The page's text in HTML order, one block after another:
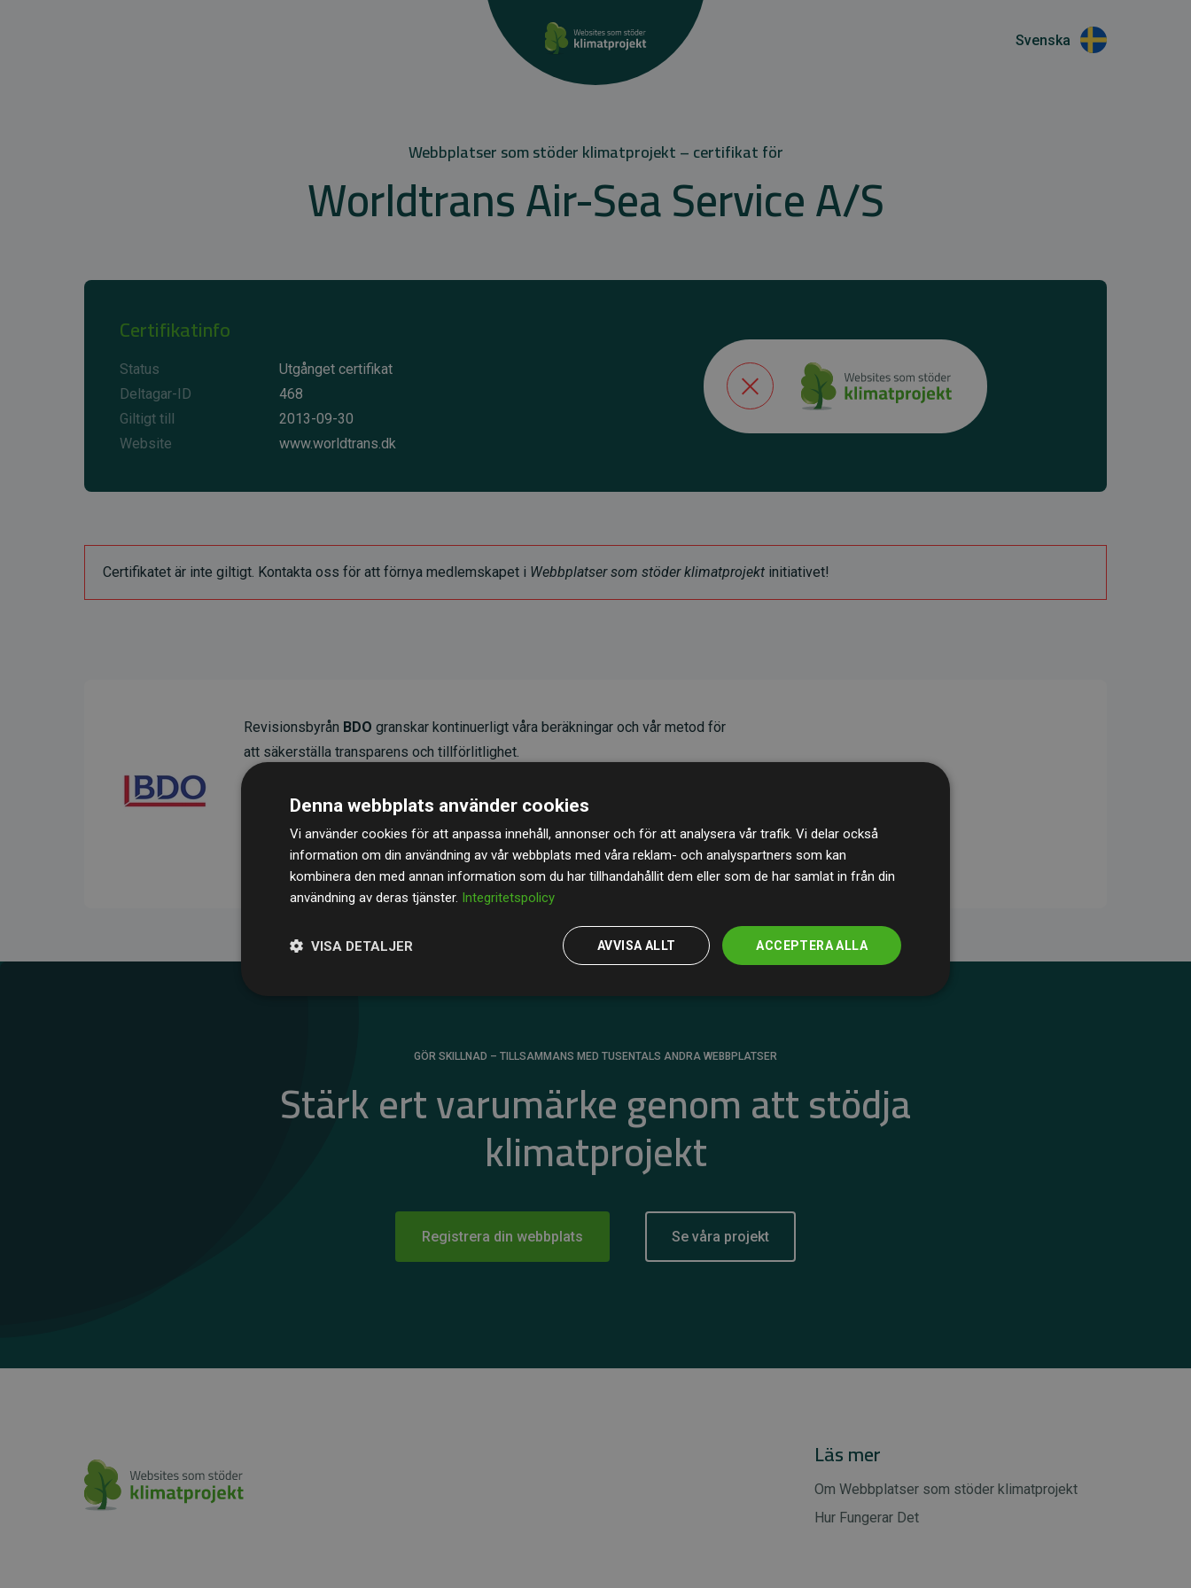
Svenska
Webbplatser som stöder klimatprojekt – certifikat för
Worldtrans Air-Sea Service A/S
Certifikatinfo
Status
Utgånget certifikat
Deltagar-ID
468
Giltigt till
2013-09-30
Website
www.worldtrans.dk
Certifikatet är inte giltigt. Kontakta oss för att förnya medlemskapet i Webbplatser som stöder klimatprojekt initiativet!
Revisionsbyrån BDO granskar kontinuerligt våra beräkningar och vår metod för
att säkerställa transparens och tillförlitlighet.
kompenserar för200 % av de beräknade CO₂-utsläppen
medlemswebbplatser – ett tydligt bevis på att vårt arbetssätt ger mätbar
klimatnytta.
GÖR SKILLNAD – TILLSAMMANS MED TUSENTALS ANDRA WEBBPLATSER
Stärk ert varumärke genom att stödja
klimatprojekt
Registrera din webbplats Se våra projekt
Läs mer
Om Webbplatser som stöder klimatprojekt
Hur Fungerar Det
Denna webbplats använder cookies
Vi använder cookies för att anpassa innehåll, annonser och för att analysera vår trafik. Vi delar också
information om din användning av vår webbplats med våra reklam- och analyspartners som kan
kombinera den med annan information som du har tillhandahållit dem eller som de har samlat in från din
användning av deras tjänster. Integritetspolicy
ACCEPTERA ALLA
AVVISA ALLT
VISA DETALJER